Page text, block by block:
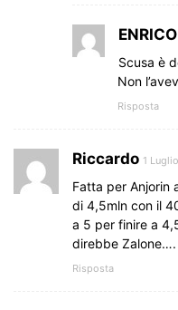
ENRICO
Scusa è
Non
Risposta
Riccardo 1
Fatta per Anjorin
di 4,5mln con il
a 5 per finire a
direbbe Zalone….
Risposta